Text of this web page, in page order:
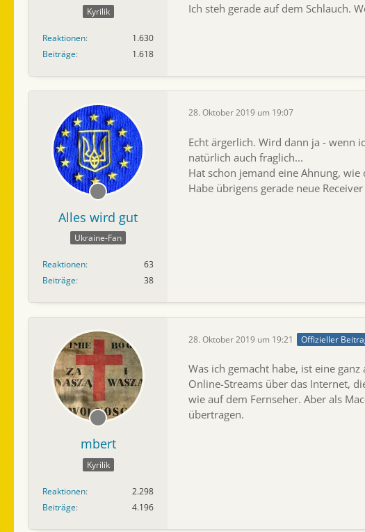
Kyrilik
Reaktionen
1.630
Beiträge
1.618
Ich steh gerade auf dem Schlauch.
Alles wird gut
Ukraine-Fan
Reaktionen
63
Beiträge
38
28. Oktober 2019 um 19:07
Echt ärgerlich. Wird dann ja - wenn
natürlich auch fraglich...
Hat schon jemand eine Ahnung,
Habe übrigens gerade neue
mbert
Kyrilik
Reaktionen
2.298
Beiträge
4.196
28. Oktober 2019 um 19:21 Offizieller
Was ich gemacht habe, ist eine
Online-Streams über das Internet,
wie auf dem Fernseher. Aber als
übertragen.